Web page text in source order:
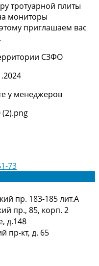
тротуарной плиты
мониторы
приглашаем вас
СЗФО
у менеджеров
73
пр. 183-185 лит.А
пр., 85, корп. 2
д.148
пр-кт, д. 65